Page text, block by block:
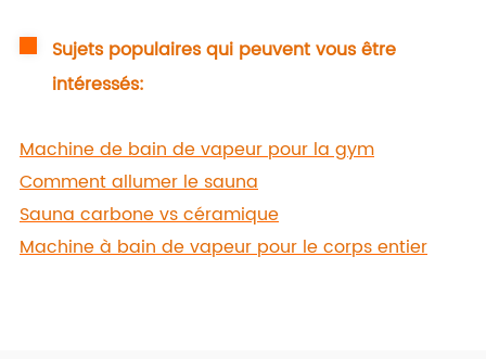
Sujets populaires qui peuvent vous être
intéressés:
Machine de bain de vapeur pour la gym
Comment allumer le sauna
Sauna carbone vs céramique
Machine à bain de vapeur pour le corps entier